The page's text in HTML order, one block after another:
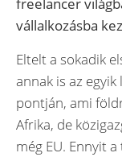
freelancer
vállalkozásba
Eltelt a sokadik
annak is az
pontján, ami
Afrika, de
még EU. Ennyit